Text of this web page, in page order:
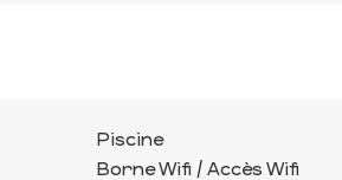
Piscine
Borne Wifi / Accès Wifi